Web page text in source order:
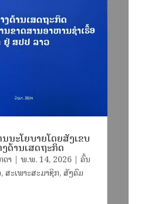
ນະໂຍບາຍໂດຍສັງເຂບ
ດ້ານເສດຖະກິດ
າ | ພ.ພ. 14, 2026| ຄົ້ນ
,ສະເພາະສະມາຊິກ,ສັງຄົມ